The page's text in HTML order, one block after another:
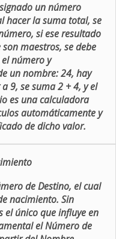
un número
hacer la suma total, se
si ese resultado
maestros, se debe
número y
un nombre: 24, hay
9, se suma 2 + 4, y el
es una calculadora
automáticamente y
de dicho valor.
de Destino, el cual
nacimiento. Sin
el único que influye en
el Número de